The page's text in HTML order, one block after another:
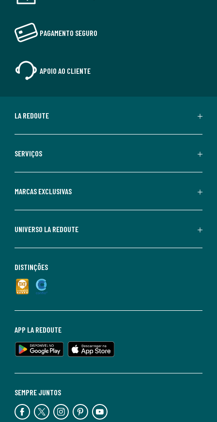
PAGAMENTO SEGURO
APOIO AO CLIENTE
LA REDOUTE
SERVIÇOS
MARCAS EXCLUSIVAS
UNIVERSO LA REDOUTE
SEMPRE JUNTOS
APP LA REDOUTE
DISTINÇÕES